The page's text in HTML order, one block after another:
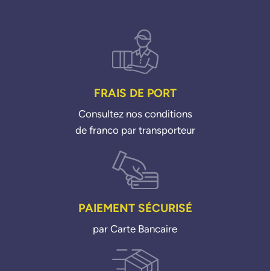
FRAIS DE PORT
Consultez nos conditions
de franco par transporteur
PAIEMENT SÉCURISÉ
par Carte Bancaire